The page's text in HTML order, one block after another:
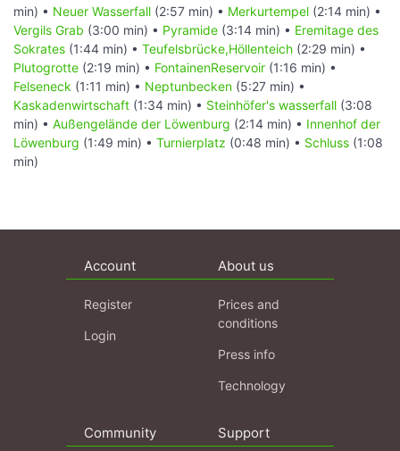
min) • Neuer Wasserfall (2:57 min) • Merkurtempel (2:14 min) •
Vergils Grab (3:00 min) • Pyramide (3:14 min) • Eremitage des
Sokrates (1:44 min) • Teufelsbrücke,Höllenteich (2:29 min) •
Plutogrotte (2:19 min) • FontainenReservoir (1:16 min) •
Felseneck (1:11 min) • Neptunbecken (5:27 min) •
Kaskadenwirtschaft (1:34 min) • Steinhöfer's wasserfall (3:08
min) • Außengelände der Löwenburg (2:14 min) • Innenhof der
Löwenburg (1:49 min) • Turnierplatz (0:48 min) • Schluss (1:08
min)
Account
Register
Login
About us
Prices and
conditions
Press info
Technology
Community Support